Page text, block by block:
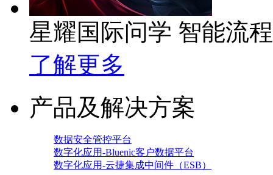
星耀国际问学 智能流
了解更多
产品及解决方案
数据安全管控平台
数字化应用-Bluenic客户数据平台
数字化应用-云捷集成中间件（ESB）